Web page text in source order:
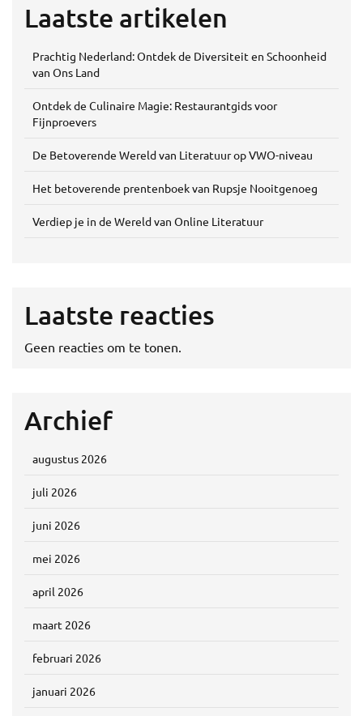
Laatste artikelen
Prachtig Nederland: Ontdek de Diversiteit en Schoonheid
van Ons Land
Ontdek de Culinaire Magie: Restaurantgids voor
Fijnproevers
De Betoverende Wereld van Literatuur op VWO-niveau
Het betoverende prentenboek van Rupsje Nooitgenoeg
Verdiep je in de Wereld van Online Literatuur
Laatste reacties
Geen reacties om te tonen.
Archief
augustus 2026
juli 2026
juni 2026
mei 2026
april 2026
maart 2026
februari 2026
januari 2026